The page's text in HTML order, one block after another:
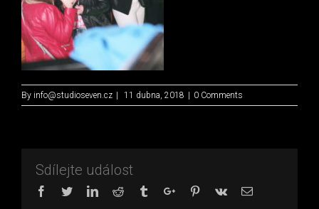
By info@studioseven.cz 11 dubna, 2018 0 Comments
Sdílejte událost
Facebook
TwitterLinkedinReddit TumblrGoogle+Pinterest
Vk Email